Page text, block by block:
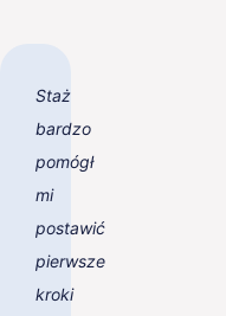
Staż
bardzo
pomógł
mi
postawić
pierwsze
kroki